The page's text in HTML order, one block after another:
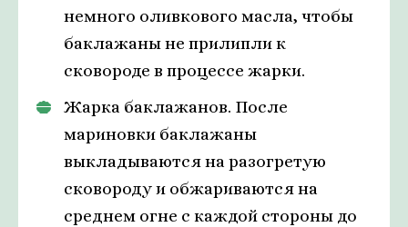
немного оливкового масла, чтобы
баклажаны не прилипли к
сковороде в процессе жарки.
Жарка баклажанов. После
мариновки баклажаны
выкладываются на разогретую
сковороду и обжариваются на
среднем огне с каждой стороны до